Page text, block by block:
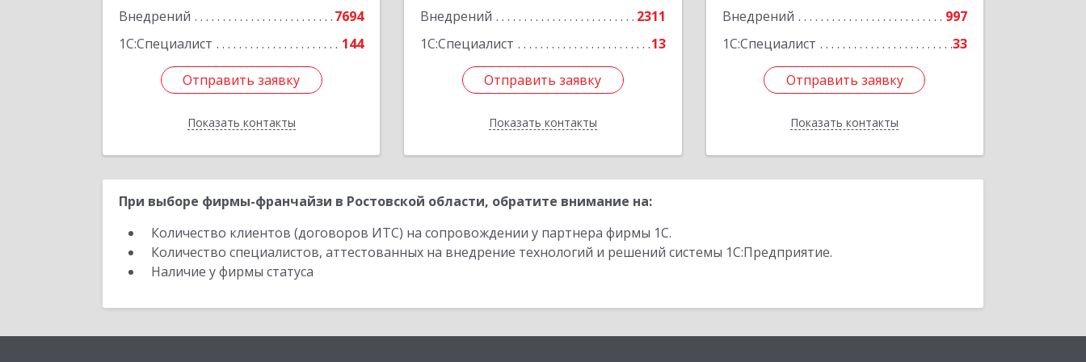
Внедрений
7694
1С:Специалист
144
Отправить заявку
Показать контакты
Подробнее
Отправить заявку
Назад
Внедрений
2311
1С:Специалист
13
Отправить заявку
Показать контакты
Подробнее
Отправить заявку
Назад
Внедрений
997
1С:Специалист
33
Отправить заявку
Показать контакты
Отправить заявку
Назад
При выборе фирмы-франчайзи в Ростовской области, обратите внимание на:
Количество клиентов (договоров ИТС) на сопровождении у партнера фирмы 1С.
Количество специалистов, аттестованных на внедрение технологий и решений системы 1С:Предприятие.
Наличие у фирмы статуса